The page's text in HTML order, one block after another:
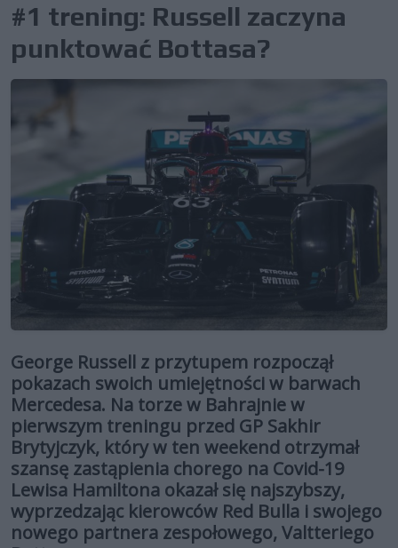
#1 trening: Russell zaczyna
punktować Bottasa?
George Russell z przytupem rozpoczął
pokazach swoich umiejętności w barwach
Mercedesa. Na torze w Bahrajnie w
pierwszym treningu przed GP Sakhir
Brytyjczyk, który w ten weekend otrzymał
szansę zastąpienia chorego na Covid-19
Lewisa Hamiltona okazał się najszybszy,
wyprzedzając kierowców Red Bulla i swojego
nowego partnera zespołowego, Valtteriego